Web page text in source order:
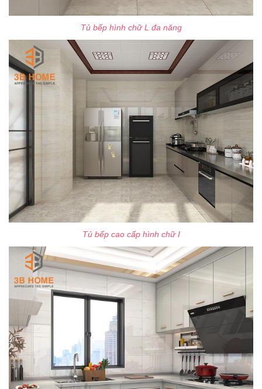
Tủ bếp hình chữ L đa năng
Tủ bếp cao cấp hình chữ I